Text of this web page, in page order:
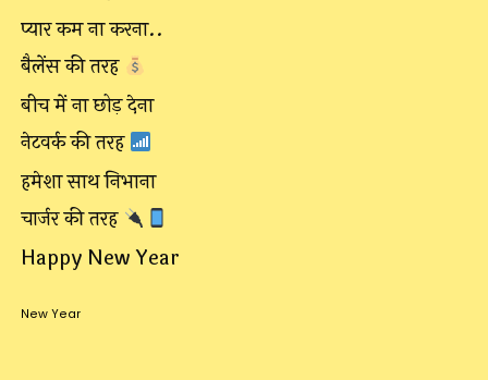
प्यार कम ना करना..
बैलेंस की तरह
बीच में ना छोड़ देना
नेटवर्क की तरह
हमेशा साथ निभाना
चार्जर की तरह
Happy New Year
New Year